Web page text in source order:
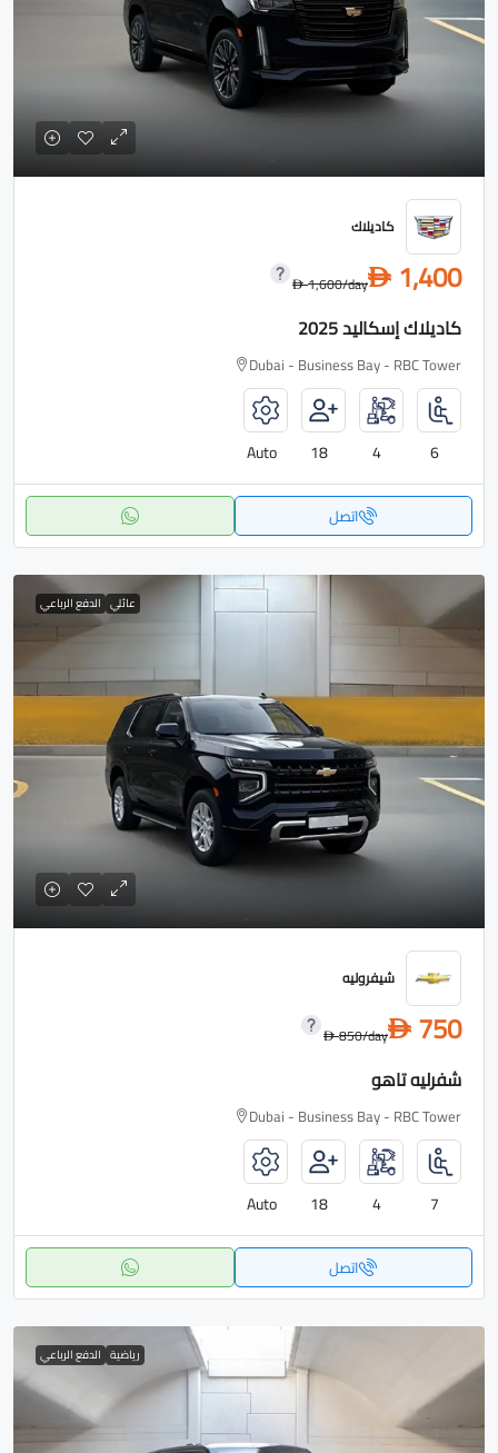
كاديلاك
D 1,400
D1,600/day
كاديلاك إسكاليد 2025
Dubai - Business Bay - RBC Tower
6
4
18
Auto
اتصل
عائلي الدفع الرباعي
شيفروليه
D 750
D850/day
شفرليه تاهو
Dubai - Business Bay - RBC Tower
7
4
18
Auto
اتصل
رياضية الدفع الرباعي